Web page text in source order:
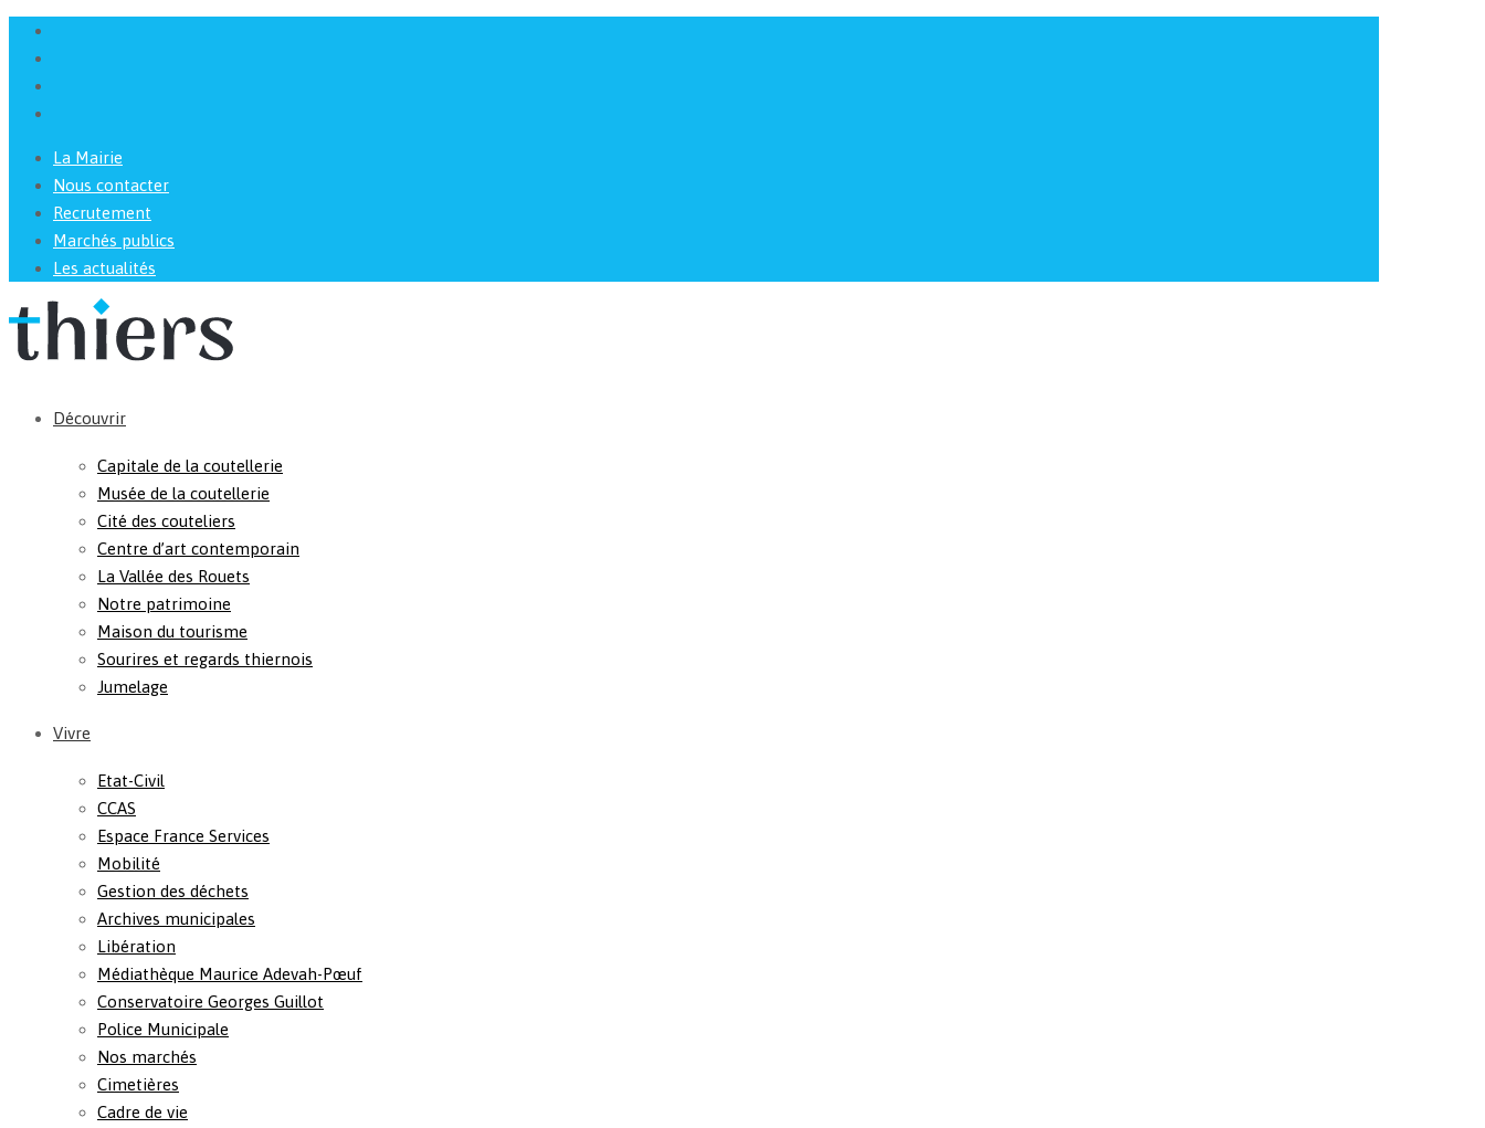
La Mairie
Nous contacter
Recrutement
Marchés publics
Les actualités
Découvrir
Capitale de la coutellerie
Musée de la coutellerie
Cité des couteliers
Centre d’art contemporain
La Vallée des Rouets
Notre patrimoine
Maison du tourisme
Sourires et regards thiernois
Jumelage
Vivre
Etat-Civil
CCAS
Espace France Services
Mobilité
Gestion des déchets
Archives municipales
Libération
Médiathèque Maurice Adevah-Pœuf
Conservatoire Georges Guillot
Police Municipale
Nos marchés
Cimetières
Cadre de vie